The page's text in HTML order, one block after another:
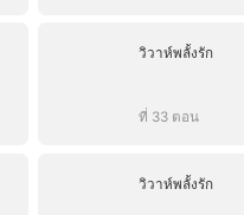
วิวาห์พลั้งรัก
ที่ 33 ตอน
วิวาห์พลั้งรัก